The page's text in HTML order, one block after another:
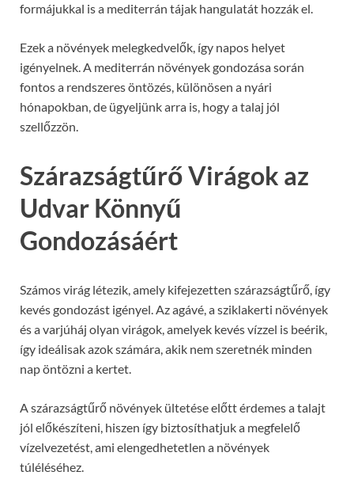
formájukkal is a mediterrán tájak hangulatát hozzák el.
Ezek a növények melegkedvelők, így napos helyet
igényelnek. A mediterrán növények gondozása során
fontos a rendszeres öntözés, különösen a nyári
hónapokban, de ügyeljünk arra is, hogy a talaj jól
szellőzzön.
Szárazságtűrő Virágok az
Udvar Könnyű
Gondozásáért
Számos virág létezik, amely kifejezetten szárazságtűrő, így
kevés gondozást igényel. Az agávé, a sziklakerti növények
és a varjúháj olyan virágok, amelyek kevés vízzel is beérik,
így ideálisak azok számára, akik nem szeretnék minden
nap öntözni a kertet.
A szárazságtűrő növények ültetése előtt érdemes a talajt
jól előkészíteni, hiszen így biztosíthatjuk a megfelelő
vízelvezetést, ami elengedhetetlen a növények
túléléséhez.